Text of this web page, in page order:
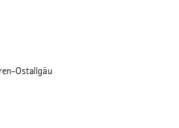
Ostallgäu